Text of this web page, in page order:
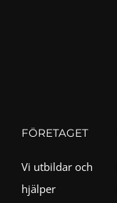
FÖRETAGET
Vi utbildar och
hjälper